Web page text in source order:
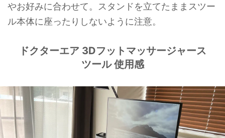
やお好みに合わせて。スタンドを立てたままスツー
ル本体に座ったりしないように注意。
ドクターエア 3Dフットマッサージャース
ツール 使用感